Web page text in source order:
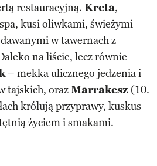
restauracyjną. Kreta,
kusi oliwkami, świeżymi
w tawernach z
na liście, lecz równie
– mekka ulicznego jedzenia i
tajskich, orazMarrakesz (10.
królują przyprawy, kuskus
życiem i smakami.